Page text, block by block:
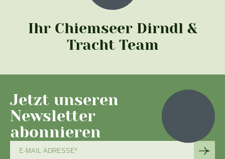
Ihr Chiemseer Dirndl &
Tracht Team
Jetzt unseren
Newsletter
abonnieren